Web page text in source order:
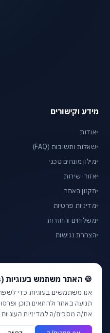
מידע וקישורים
אודות
שאלות ותשובות (FAQ)
מילון מונחים טכני
אזורי שירות
תקנון האתר
מדיניות פרטיות
משלוחים והחזרות
הצהרת נגישות
© 2026 אקסס טכנולוגיות. כל הזכויות שמורות.
פרטיות•
חלונית עוגיות נפתחה
🍪 האתר משתמש בעוגיות (Cookies)
אנו משתמשים בעוגיות כדי
תנועה באתר ולהתאים תוכן
את/ה מסכים/ה למדיניות העוגיות